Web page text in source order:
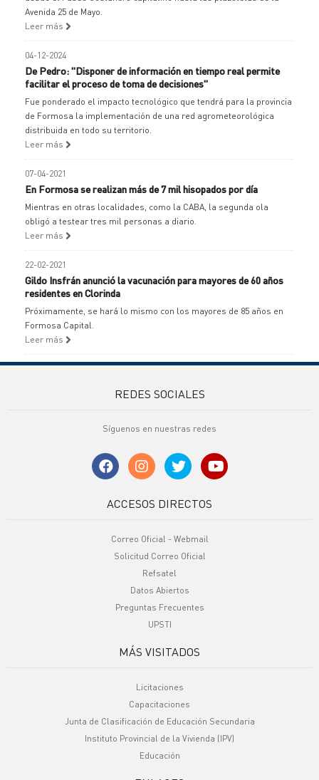
Avenida 25 de Mayo.
Leer más
04-12-2024
De Pedro: "Disponer de información en tiempo real permite
facilitar el proceso de toma de decisiones"
Fue ponderado el impacto tecnológico que tendrá para la provincia
de Formosa la implementación de una red agrometeorológica
distribuida en todo su territorio.
Leer más
07-04-2021
En Formosa se realizan más de 7 mil hisopados por día
Mientras en otras localidades, como la CABA, la segunda ola
obligó a testear tres mil personas a diario.
Leer más
22-02-2021
Gildo Insfrán anunció la vacunación para mayores de 60 años
residentes en Clorinda
Próximamente, se hará lo mismo con los mayores de 85 años en
Formosa Capital.
Leer más
REDES SOCIALES
Síguenos en nuestras redes
ACCESOS DIRECTOS
Correo Oficial - Webmail
Solicitud Correo Oficial
Refsatel
Datos Abiertos
Preguntas Frecuentes
UPSTI
MÁS VISITADOS
Licitaciones
Capacitaciones
Junta de Clasificación de Educación Secundaria
Instituto Provincial de la Vivienda (IPV)
Educación